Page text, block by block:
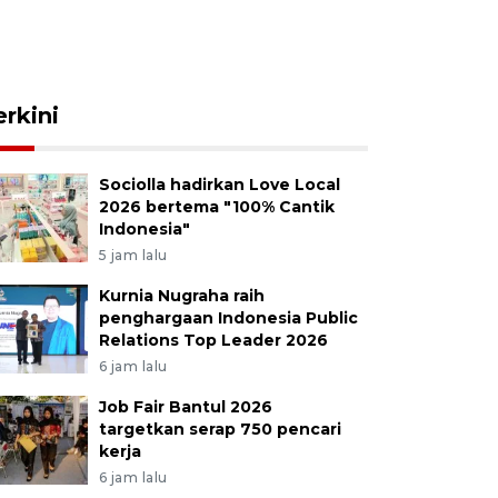
Sociolla hadirkan Love Local
2026 bertema "100% Cantik
Indonesia"
5 jam lalu
Kurnia Nugraha raih
penghargaan Indonesia Public
Relations Top Leader 2026
6 jam lalu
Job Fair Bantul 2026
targetkan serap 750 pencari
kerja
6 jam lalu